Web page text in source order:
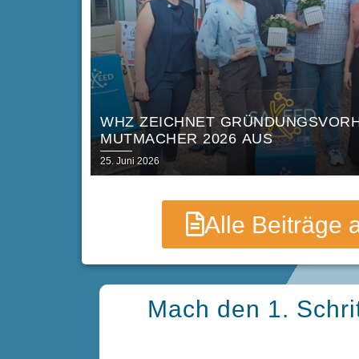
WHZ ZEICHNET
MUTMACHER 2026 AUS
Posted
on
25. Juni 2026
Alle Beiträge
Mach den 1.